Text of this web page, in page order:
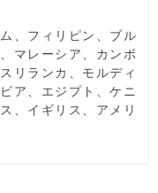
、フィリピン、ブル
マレーシア、カンボ
リランカ、モルディ
ア、エジプト、ケニ
、イギリス、アメリ